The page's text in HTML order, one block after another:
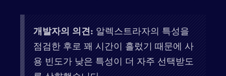
개발자의 의견: 알렉스트라자의 특성을
점검한 후로 꽤 시간이 흘렀기 때문에 사
용 빈도가 낮은 특성이 더 자주 선택받도